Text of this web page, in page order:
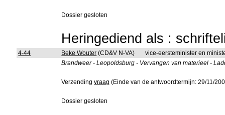
Dossier gesloten
Heringediend als :
4-44 Beke Wouter (CD&V N-VA)
vice-eersteminister en
Brandweer - Leopoldsburg - Vervangen van materieel -
Verzendingvraag (Einde van de antwoordtermijn: 29/11/
Dossier gesloten